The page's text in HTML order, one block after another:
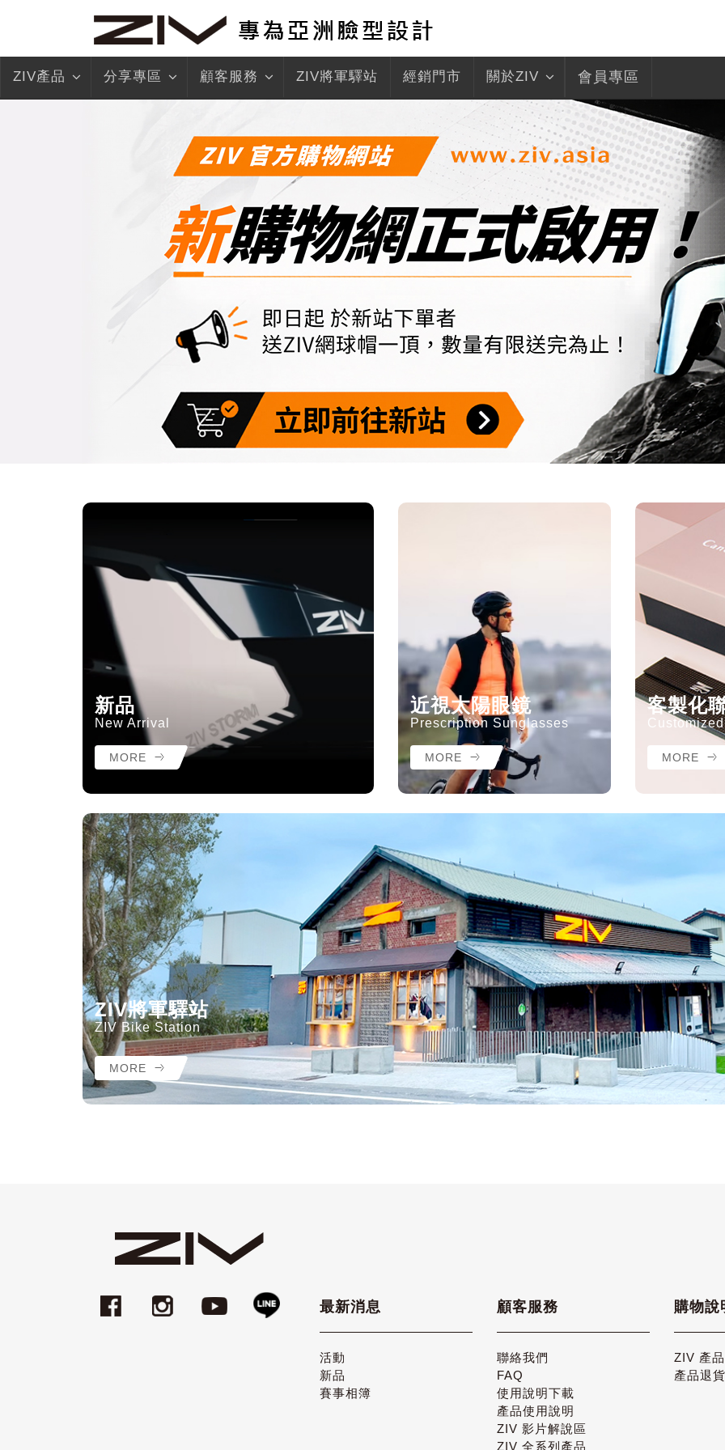
ZIV產品 分享專區 顧客服務 ZIV將軍驛站 經銷門市 關於ZIV 會員專區
新品
New Arrival
MORE
近視太陽眼鏡
Prescription Sunglasses
MORE
客製化
Customized
MORE
ZIV將軍驛站
ZIV Bike Station
MORE
最新消息
活動
新品
賽事相簿
顧客服務
聯絡我們
FAQ
使用說明下載
產品使用說明
ZIV 影片解說區
ZIV 全系列產品
購物說
ZIV 產
產品退